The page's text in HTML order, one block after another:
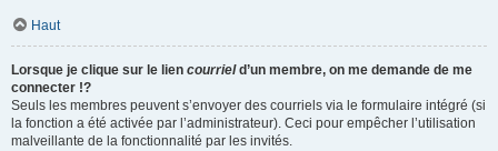
Haut
Lorsque je clique sur le lien courrield’un membre, on me demande de me
connecter !?
Seuls les membres peuvent s’envoyer des courriels via le formulaire intégré (si
la fonction a été activée par l’administrateur). Ceci pour empêcher l’utilisation
malveillante de la fonctionnalité par les invités.